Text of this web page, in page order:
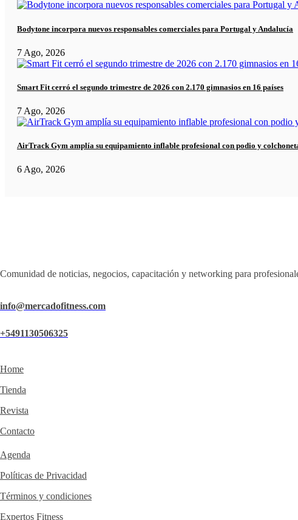
Bodytone incorpora nuevos responsables comerciales para Portugal y Andalucía
7 Ago, 2026
Smart Fit cerró el segundo trimestre de 2026 con 2.170 gimnasios en 16 países
7 Ago, 2026
AirTrack Gym amplía su equipamiento inflable profesional con podio y
6 Ago, 2026
Comunidad de noticias, negocios, capacitación y networking para
info@mercadofitness.com
+5491130506325
Home
Tienda
Revista
Contacto
Agenda
Políticas de Privacidad
Términos y condiciones
Expertos Fitness